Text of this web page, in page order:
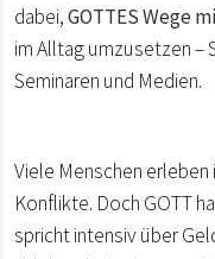
dabei,GOTTES Wege
im Alltag umzusetzen –
Seminaren und Medien.
Viele Menschen
Konflikte. Doch GOTT
spricht intensiv über